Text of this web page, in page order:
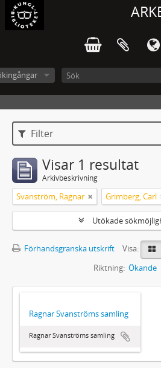
Filter
Visar 1 resultat
Arkivbeskrivning
Svanström, Ragnar Grimberg, Carl
Utökade
Förhandsgranska utskrift
Visa:
Riktning: Ökande
Ragnar Svanströms samling
Ragnar Svanströms samling